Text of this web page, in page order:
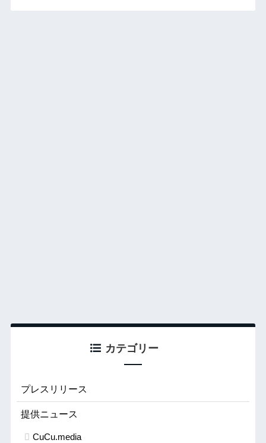
カテゴリー
プレスリリース
提供ニュース
CuCu.media